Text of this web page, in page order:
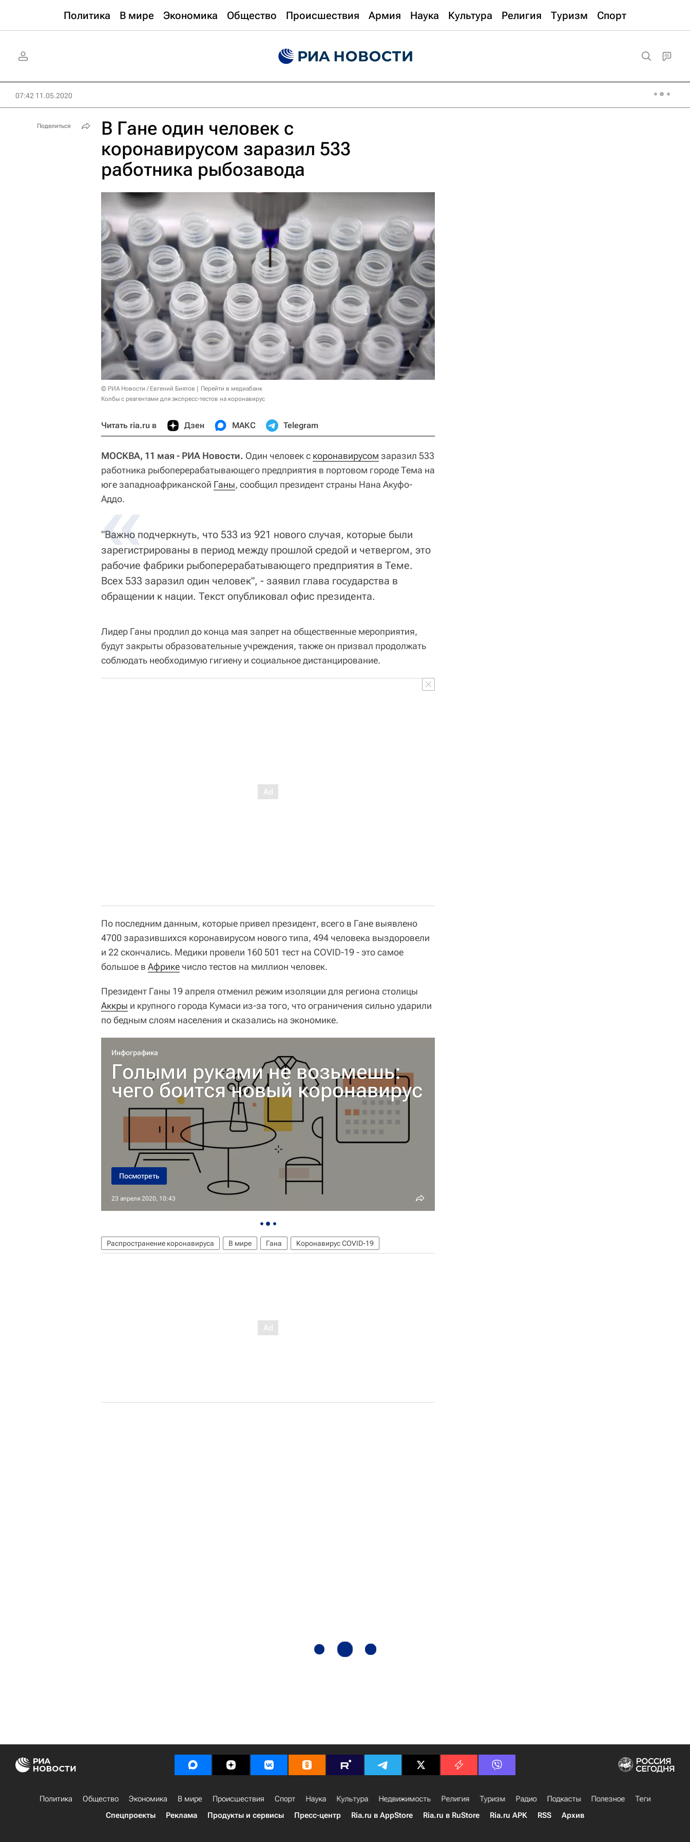
Политика В мире Экономика Общество Происшествия Армия Наука Культура Религия Туризм Спорт
07:42 11.05.2020
В Гане один человек с
коронавирусом заразил 533
работника рыбозавода
© РИА Новости / Евгений Биятов
Перейти в медиабанк
Колбы с реагентами для экспресс-тестов на коронавирус
Читать ria.ru в Дзен МАКС Telegram
МОСКВА, 11 мая - РИА Новости. Один человек с коронавирусом заразил 533
работника рыбоперерабатывающего предприятия в портовом городе Тема на
юге западноафриканской Ганы, сообщил президент страны Нана Акуфо-
Аддо.
«
"Важно подчеркнуть, что 533 из 921 нового случая, которые были
зарегистрированы в период между прошлой средой и четвергом, это
рабочие фабрики рыбоперерабатывающего предприятия в Теме.
Всех 533 заразил один человек", - заявил глава государства в
обращении к нации. Текст опубликовал офис президента.
Лидер Ганы продлил до конца мая запрет на общественные мероприятия,
будут закрыты образовательные учреждения, также он призвал продолжать
соблюдать необходимую гигиену и социальное дистанцирование.
По последним данным, которые привел президент, всего в Гане выявлено
4700 заразившихся коронавирусом нового типа, 494 человека выздоровели
и 22 скончались. Медики провели 160 501 тест на COVID-19 - это самое
большое в Африке число тестов на миллион человек.
Президент Ганы 19 апреля отменил режим изоляции для региона столицы
Аккры и крупного города Кумаси из-за того, что ограничения сильно ударили
по бедным слоям населения и сказались на экономике.
23 апреля 2020, 10:43
Инфографика
Голыми руками не возьмешь:
чего боится новый коронавирус
Посмотреть
Распространение коронавируса В мире Гана Коронавирус COVID-19
Поделиться
Политика Общество Экономика В мире Происшествия Спорт Наука Культура Недвижимость Религия Туризм Радио Подкасты Полезное
Теги
Спецпроекты
Реклама Продукты и сервисы Пресс-центр Ria.ru в AppStore Ria.ru в RuStore Ria.ru APK RSS Архив